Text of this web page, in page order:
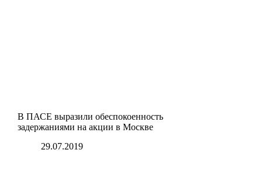
В ПАСЕ выразили обеспокоенность
задержаниями на акции в Москве
29.07.2019